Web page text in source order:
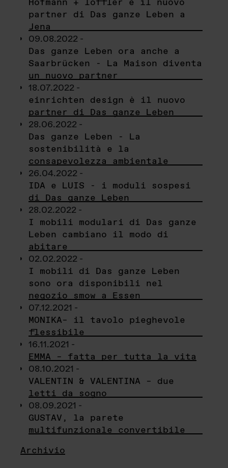
partner di Das ganze Leben a
Jena
09.08.2022 -
Das ganze Leben ora anche a
Saarbrücken - La Maison diventa
un nuovo partner
18.07.2022 -
einrichten design è il nuovo
partner di Das ganze Leben
28.06.2022 -
Das ganze Leben - La
sostenibilità e la
consapevolezza ambientale
26.04.2022 -
IDA e LUIS - i moduli sospesi
di Das ganze Leben
28.02.2022 -
I mobili modulari di Das ganze
Leben cambiano il modo di
abitare
02.02.2022 -
I mobili di Das ganze Leben
sono ora disponibili nel
negozio smow a Essen
07.12.2021 -
MONIKA– il tavolo pieghevole
flessibile
16.11.2021 -
EMMA – fatta per tutta la vita
08.10.2021 -
VALENTIN & VALENTINA – due
letti da sogno
08.09.2021 -
GUSTAV, la parete
multifunzionale convertibile
Archivio